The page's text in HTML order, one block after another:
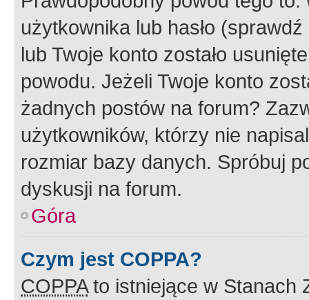
użytkownika lub hasło
lub Twoje konto zostało
powodu. Jeżeli Twoje konto
żadnych postów na forum?
użytkowników, którzy nie
rozmiar bazy danych. Spróbuj
dyskusji na forum.
Góra
Czym jest COPPA?
COPPAto istniejące w Stanach